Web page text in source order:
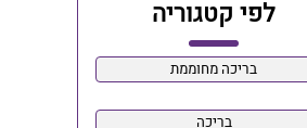
לפי קטגוריה